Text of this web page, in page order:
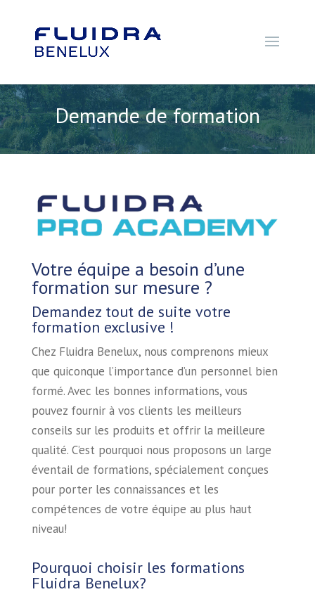
Demande de formation
Votre équipe a besoin d’une
formation sur mesure ?
Demandez tout de suite votre
formation exclusive !
Chez Fluidra Benelux, nous comprenons mieux
que quiconque l’importance d’un personnel bien
formé. Avec les bonnes informations, vous
pouvez fournir à vos clients les meilleurs
conseils sur les produits et offrir la meilleure
qualité. C’est pourquoi nous proposons un large
éventail de formations, spécialement conçues
pour porter les connaissances et les
compétences de votre équipe au plus haut
niveau!
Pourquoi choisir les formations
Fluidra Benelux?